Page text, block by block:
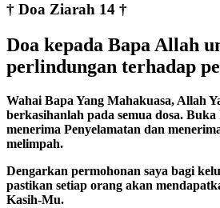
† Doa Ziarah 14 †
Doa kepada Bapa Allah
perlindungan terhadap
Wahai Bapa Yang Mahakuasa, Allah
berkasihanlah pada semua dosa.
menerima Penyelamatan dan
melimpah.
Dengarkan permohonan saya bagi
pastikan setiap orang akan
Kasih-Mu.